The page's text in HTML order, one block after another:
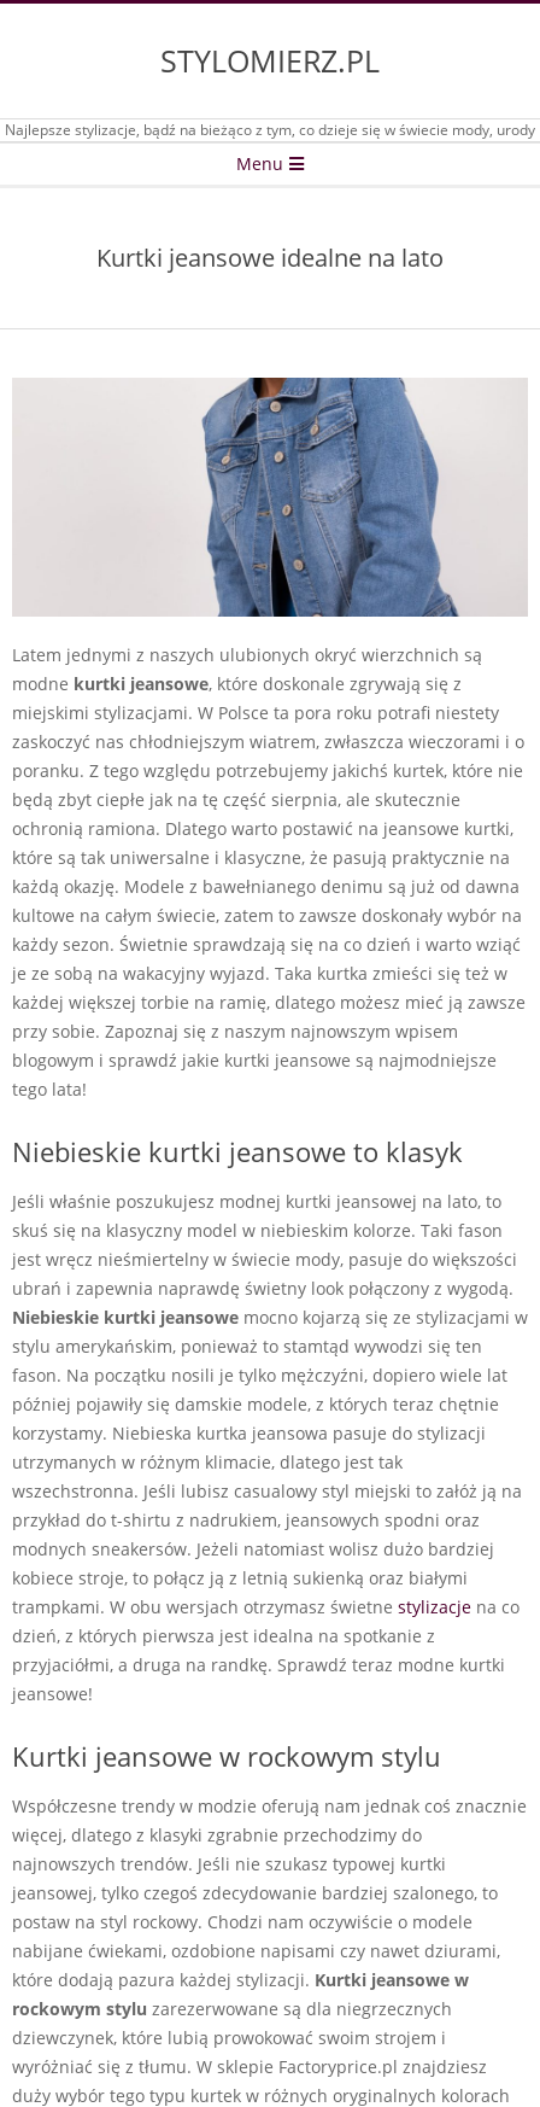
STYLOMIERZ.PL
Najlepsze stylizacje, bądź na bieżąco z tym, co dzieje się w świecie mody, urody
Menu
Kurtki jeansowe idealne na lato
Latem jednymi z naszych ulubionych okryć wierzchnich są
modne kurtki jeansowe, które doskonale zgrywają się z
miejskimi stylizacjami. W Polsce ta pora roku potrafi niestety
zaskoczyć nas chłodniejszym wiatrem, zwłaszcza wieczorami i o
poranku. Z tego względu potrzebujemy jakichś kurtek, które nie
będą zbyt ciepłe jak na tę część sierpnia, ale skutecznie
ochronią ramiona. Dlatego warto postawić na jeansowe kurtki,
które są tak uniwersalne i klasyczne, że pasują praktycznie na
każdą okazję. Modele z bawełnianego denimu są już od dawna
kultowe na całym świecie, zatem to zawsze doskonały wybór na
każdy sezon. Świetnie sprawdzają się na co dzień i warto wziąć
je ze sobą na wakacyjny wyjazd. Taka kurtka zmieści się też w
każdej większej torbie na ramię, dlatego możesz mieć ją zawsze
przy sobie. Zapoznaj się z naszym najnowszym wpisem
blogowym i sprawdź jakie kurtki jeansowe są najmodniejsze
tego lata!
Niebieskie kurtki jeansowe to klasyk
Jeśli właśnie poszukujesz modnej kurtki jeansowej na lato, to
skuś się na klasyczny model w niebieskim kolorze. Taki fason
jest wręcz nieśmiertelny w świecie mody, pasuje do większości
ubrań i zapewnia naprawdę świetny look połączony z wygodą.
Niebieskie kurtki jeansowe mocno kojarzą się ze stylizacjami w
stylu amerykańskim, ponieważ to stamtąd wywodzi się ten
fason. Na początku nosili je tylko mężczyźni, dopiero wiele lat
później pojawiły się damskie modele, z których teraz chętnie
korzystamy. Niebieska kurtka jeansowa pasuje do stylizacji
utrzymanych w różnym klimacie, dlatego jest tak
wszechstronna. Jeśli lubisz casualowy styl miejski to załóż ją na
przykład do t-shirtu z nadrukiem, jeansowych spodni oraz
modnych sneakersów. Jeżeli natomiast wolisz dużo bardziej
kobiece stroje, to połącz ją z letnią sukienką oraz białymi
trampkami. W obu wersjach otrzymasz świetne stylizacje na co
dzień, z których pierwsza jest idealna na spotkanie z
przyjaciółmi, a druga na randkę. Sprawdź teraz modne kurtki
jeansowe!
Kurtki jeansowe w rockowym stylu
Współczesne trendy w modzie oferują nam jednak coś znacznie
więcej, dlatego z klasyki zgrabnie przechodzimy do
najnowszych trendów. Jeśli nie szukasz typowej kurtki
jeansowej, tylko czegoś zdecydowanie bardziej szalonego, to
postaw na styl rockowy. Chodzi nam oczywiście o modele
nabijane ćwiekami, ozdobione napisami czy nawet dziurami,
które dodają pazura każdej stylizacji. Kurtki jeansowe w
rockowym stylu zarezerwowane są dla niegrzecznych
dziewczynek, które lubią prowokować swoim strojem i
wyróżniać się z tłumu. W sklepie Factoryprice.pl znajdziesz
duży wybór tego typu kurtek w różnych oryginalnych kolorach